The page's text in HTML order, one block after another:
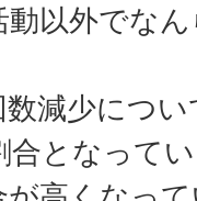
以外でな
数減少につ
合となって